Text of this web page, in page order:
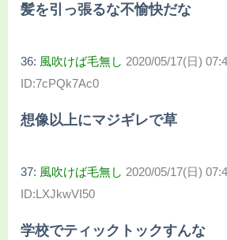
髪を引っ張るな不愉快だな
36: 風吹けば毛無し 2020/05/17(日)
ID:7cPQk7Ac0
想像以上にマジギレで草
37: 風吹けば毛無し 2020/05/17(日)
ID:LXJkwVI50
学校でティックトックすんな